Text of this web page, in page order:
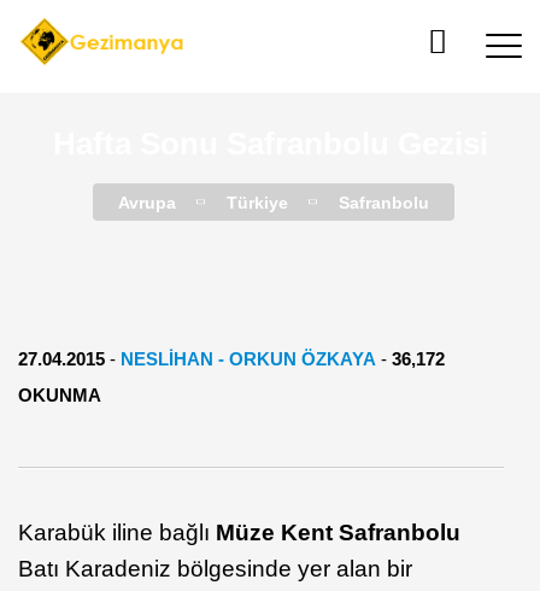
Avrupa Türkiye Safranbolu
27.04.2015 - NESLIHAN - ORKUN ÖZKAYA - 36,172
OKUNMA
Karabük iline bağlı Müze Kent Safranbolu
Batı Karadeniz bölgesinde yer alan bir